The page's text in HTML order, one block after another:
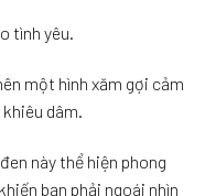
tình yêu.
một hình xăm gợi cảm
dâm.
này thể hiện phong
bạn phải ngoái nhìn